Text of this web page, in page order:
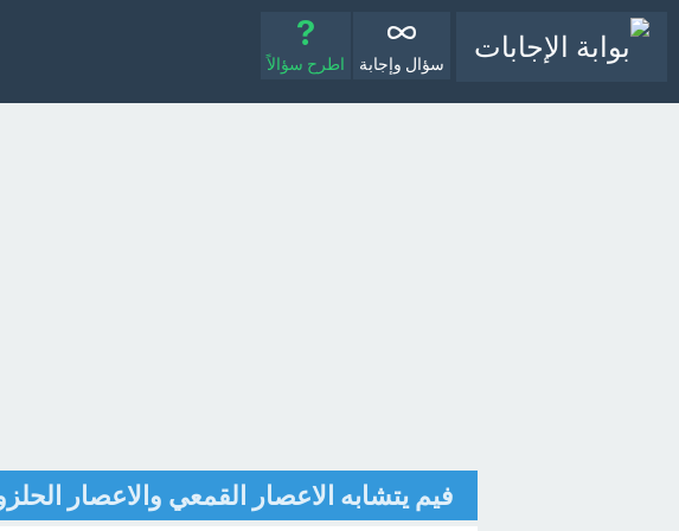
سؤال وإجابة اطرح سؤالاً
فيم يتشابه الاعصار القمعي والاعصار